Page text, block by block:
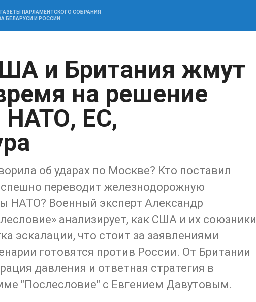
ПАРЛАМЕНТСКОГО СОБРАНИЯ
БЕЛАРУСИ И РОССИИ
и Британия жмут
на решение
НАТО, ЕС,
об ударах по Москве? Кто поставил
переводит железнодорожную
НАТО? Военный эксперт Александр
анализирует, как США и их союзники
эскалации, что стоит за заявлениями
готовятся против России. От Британии
давления и ответная стратегия в
"Послесловие" с Евгением Давутовым.